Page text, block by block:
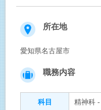
所在地
愛知県名古屋市
職務内容
科目 精神科